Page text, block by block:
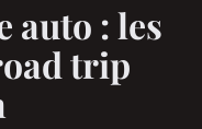
auto : les
trip